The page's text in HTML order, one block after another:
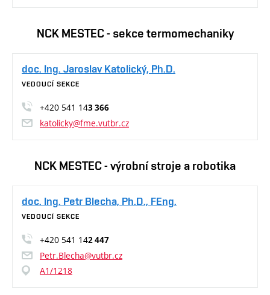
NCK MESTEC - sekce termomechaniky
doc. Ing. Jaroslav Katolický, Ph.D.
VEDOUCÍ SEKCE
+420 541 143 366
katolicky@fme.vutbr.cz
NCK MESTEC - výrobní stroje a robotika
doc. Ing. Petr Blecha, Ph.D., FEng.
VEDOUCÍ SEKCE
+420 541 142 447
Petr.Blecha@vutbr.cz
A1/1218